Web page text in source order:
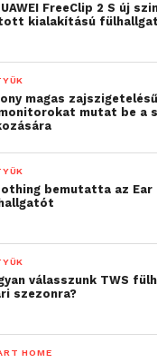
FreeClip 2 S új
kialakítású
magas zajszigetelésű
mutat be a
bemutatta az Ear
válasszunk TWS
szezonra?
HOME